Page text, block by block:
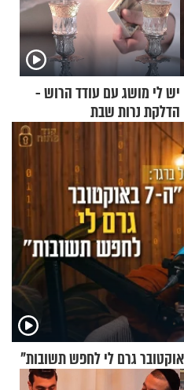
יש לי מושג עם עודד הרוש -
הדלקת נרות שבת